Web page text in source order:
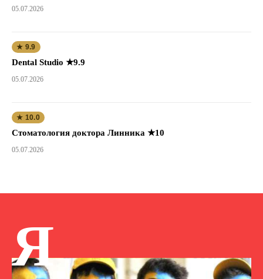
05.07.2026
★ 9.9
Dental Studio ★9.9
05.07.2026
★ 10.0
Стоматология доктора Линника ★10
05.07.2026
Я